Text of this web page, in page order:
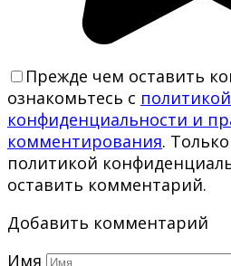
Прежде чем оставить
ознакомьтесь с политикой
конфиденциальности и
комментирования.
политикой
оставить комментарий.
Добавить комментарий
Имя